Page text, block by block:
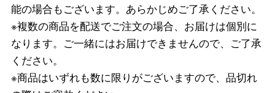
能の場合もございます。あらかじめご了承ください。
※複数の商品を配送でご注文の場合、お届けは個別に
なります。ご一緒にはお届けできませんので、ご了承
ください。
※商品はいずれも数に限りがございますので、品切れ